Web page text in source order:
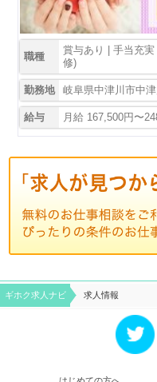
職種
賞与あり | 手当充
修)
勤務地 岐阜県中津川市中
給与 月給 167,500円〜
ギホク求⼈ナビ 求人情報